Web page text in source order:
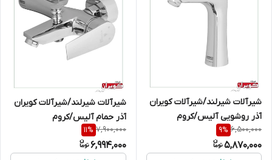
شیرآلات شیرلند/شیرآلات کویران
آذر روشویی آلیس/کروم
6,500,000
9%
5,870,000
شیرآلات شیرلند/شیرآلات کویران
آذر حمام آلیس/کروم
7,900,000
11%
6,994,000